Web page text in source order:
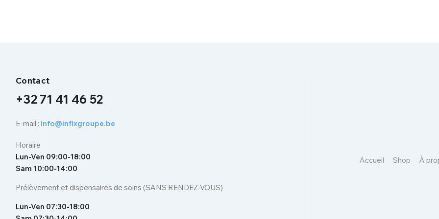
Contact
+32 71 41 46 52
E-mail : info@infixgroupe.be
Horaire
Lun-Ven 09:00-18:00
Sam 10:00-14:00
Prélèvement et dispensaires de soins (SANS RENDEZ-VOUS)
Lun-Ven 07:30-18:00
Accueil Shop À